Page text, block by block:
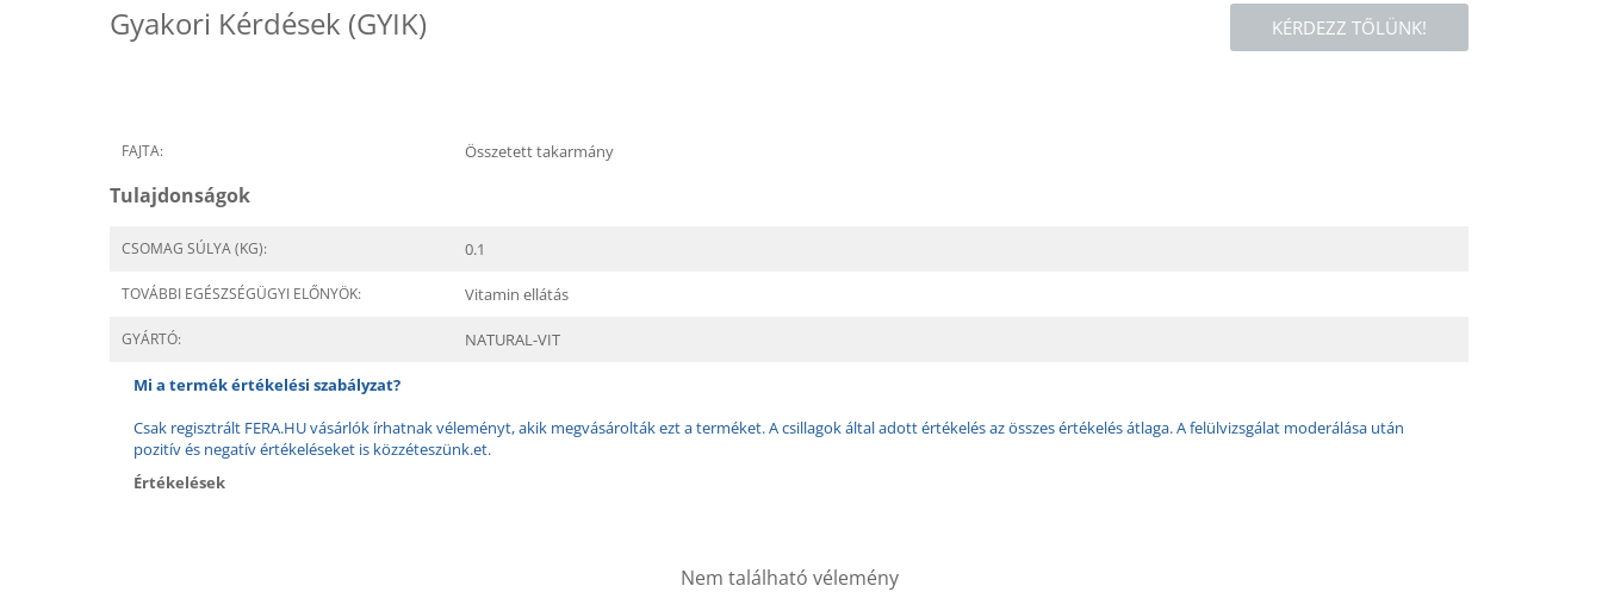
KÉRDEZZ TŐLÜNK!
Gyakori Kérdések (GYIK)
FAJTA: Összetett takarmány
Tulajdonságok
CSOMAG SÚLYA (KG): 0.1
TOVÁBBI EGÉSZSÉGÜGYI ELŐNYÖK: Vitamin ellátás
GYÁRTÓ: NATURAL-VIT
Mi a termék értékelési szabályzat?
Csak regisztrált FERA.HU vásárlók írhatnak véleményt, akik megvásárolták ezt a terméket. A csillagok által adott értékelés az összes értékelés átlaga. A felülvizsgálat moderálása után
pozitív és negatív értékeléseket is közzéteszünk.et.
Értékelések
Nem található vélemény